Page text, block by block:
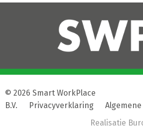
© 2026 Smart WorkPlace
B.V.
Privacyverklaring
Realisatie